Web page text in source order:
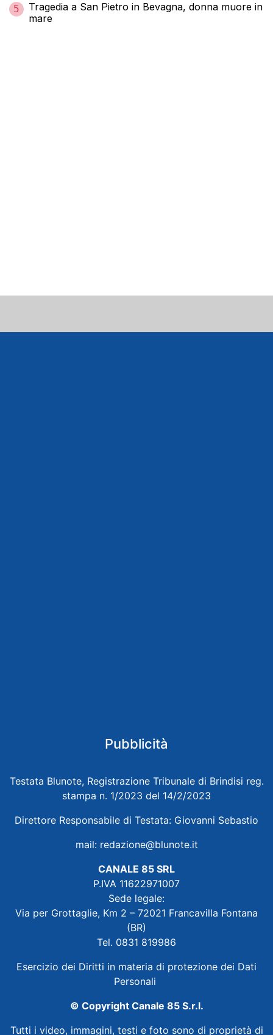
5
Tragedia a San Pietro in Bevagna, donna muore in
mare
Pubblicità
Testata Blunote, Registrazione Tribunale di Brindisi reg.
stampa n. 1/2023 del 14/2/2023
Direttore Responsabile di Testata: Giovanni Sebastio
mail: redazione@blunote.it
CANALE 85 SRL
P.IVA 11622971007
Sede legale:
Via per Grottaglie, Km 2 – 72021 Francavilla Fontana
(BR)
Tel. 0831 819986
Esercizio dei Diritti in materia di protezione dei Dati
Personali
© Copyright Canale 85 S.r.l.
Tutti i video, immagini, testi e foto sono di proprietà di